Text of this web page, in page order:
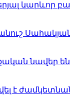
կարևոր
նավեր
է